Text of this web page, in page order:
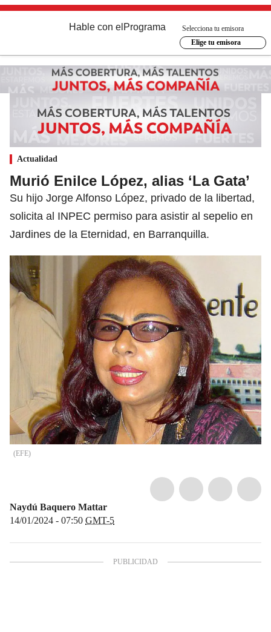
Hable con el Programa
Selecciona tu emisora
Elige tu emisora
Actualidad
Murió Enilce López, alias ‘La Gata’
Su hijo Jorge Alfonso López, privado de la libertad,
solicita al INPEC permiso para asistir al sepelio en
Jardines de la Eternidad, en Barranquilla.
(EFE)
Naydú Baquero Mattar
14/01/2024 - 07:50 GMT-5